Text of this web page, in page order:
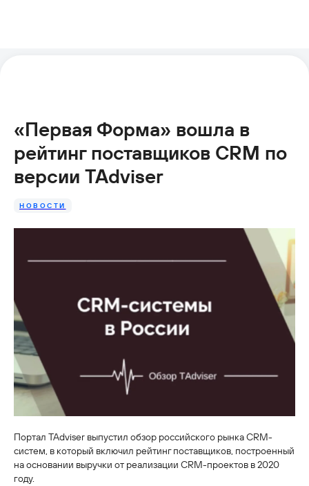
«Первая Форма» вошла в
рейтинг поставщиков CRM по
версии TAdviser
НОВОСТИ
Портал TAdviser выпустил обзор российского рынка CRM-
систем, в который включил рейтинг поставщиков, построенный
на основании выручки от реализации CRM-проектов в 2020
году.